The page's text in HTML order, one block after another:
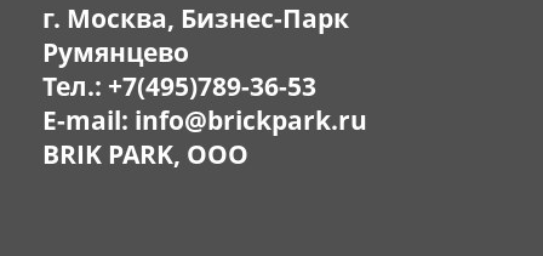
г. Москва, Бизнес-Парк
Румянцево
Тел.: +7(495)789-36-53
E-mail: info@brickpark.ru
BRIK PARK, OOO